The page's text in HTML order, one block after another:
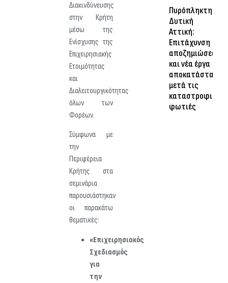
Διακινδύνευσης
στην Κρήτη
μέσω της
Ενίσχυσης της
Επιχειρησιακής
Ετοιμότητας
και
Διαλειτουργικότητας
όλων των
Φορέων.
Σύμφωνα με
την
Περιφέρεια
Κρήτης στα
σεμινάρια
παρουσιάστηκαν
οι παρακάτω
θεματικές:
«Επιχειρησιακός
Σχεδιασμός
για
την
Πυρόπληκτη
Δυτική
Αττική:
Επιτάχυνση
αποζημιώσεων
και νέα έργα
αποκατάστασης
μετά τις
καταστροφικές
φωτιές